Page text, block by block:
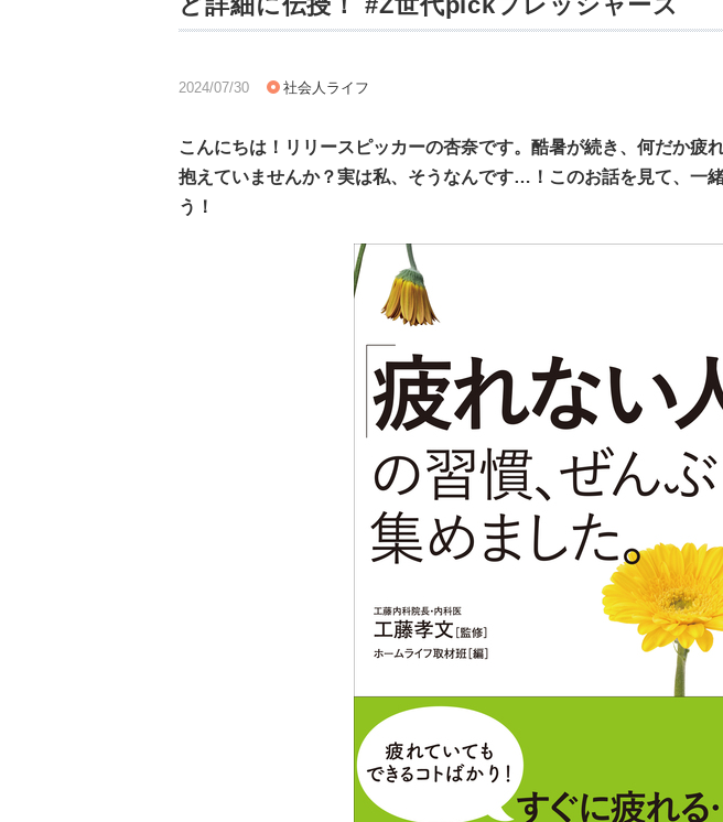
2024/07/30 社会人ライフ
こんにちは！リリースピッカーの杏奈です。酷暑が続き、何だか疲
抱えていませんか？実は私、そうなんです…！このお話を見て、一
う！